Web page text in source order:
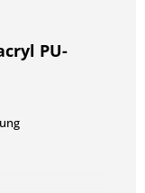
PU-